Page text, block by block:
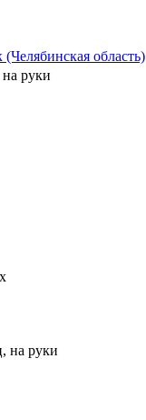
область)
на руки
на руки